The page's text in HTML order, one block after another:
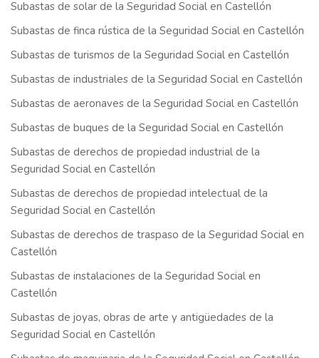
Subastas de solar de la Seguridad Social en Castellón
Subastas de finca rústica de la Seguridad Social en Castellón
Subastas de turismos de la Seguridad Social en Castellón
Subastas de industriales de la Seguridad Social en Castellón
Subastas de aeronaves de la Seguridad Social en Castellón
Subastas de buques de la Seguridad Social en Castellón
Subastas de derechos de propiedad industrial de la
Seguridad Social en Castellón
Subastas de derechos de propiedad intelectual de la
Seguridad Social en Castellón
Subastas de derechos de traspaso de la Seguridad Social en
Castellón
Subastas de instalaciones de la Seguridad Social en
Castellón
Subastas de joyas, obras de arte y antigüedades de la
Seguridad Social en Castellón